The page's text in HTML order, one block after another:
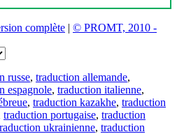
complète | © PROMT, 2010 -
russe, traduction allemande,
espagnole, traduction italienne,
, traduction kazakhe, traduction
traduction portugaise, traduction
ukrainienne, traduction